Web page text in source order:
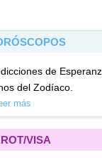
de
del Zodíaco.
más
VISA